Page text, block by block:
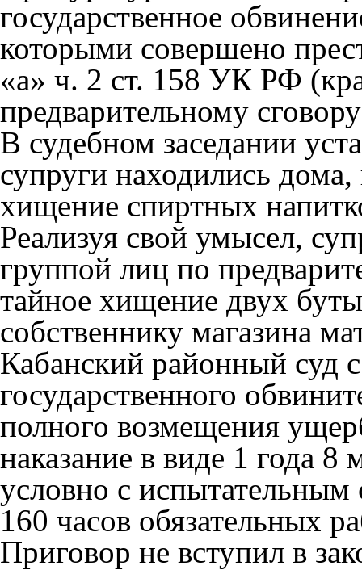
государственное
которыми совершено
«а» ч. 2 ст. 158 УК РФ
предварительному
В судебном заседании
супруги находились
хищение спиртных
Реализуя свой умысел,
группой лиц по
тайное хищение двух
собственнику магазина
Кабанский районный суд
государственного
полного возмещения
наказание в виде 1 года
условно с
160 часов обязательных
Приговор не вступил в